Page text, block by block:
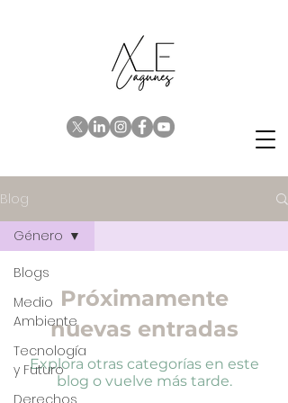
Blog
Blogs
Medio
Ambiente
Tecnología
y Futuro
Derechos
Género
Próximamente
nuevas entradas
Explora otras categorías en este
blog o vuelve más tarde.